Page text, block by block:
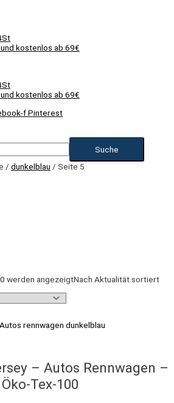
kostenlos ab 69€
kostenlos ab 69€
fPinterest
/ dunkelblau / Seite 5
werden angezeigtNach Aktualität sortiert
– Autos Rennwagen –
Tex-100